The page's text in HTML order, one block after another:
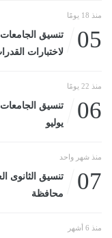
منذ 18 يومًا
05
لاختبارات
منذ 22 يومًا
06
يوليو
منذ شهر واحد
07
محافظة
منذ 6 أشهر